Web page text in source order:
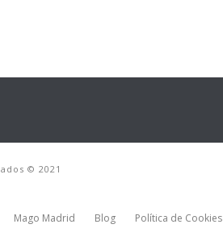
© 2021
Mago Madrid Blog Política de Cookies